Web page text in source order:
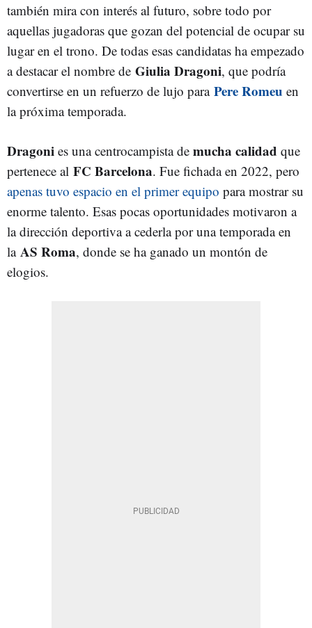
también mira con interés al futuro, sobre todo por
aquellas jugadoras que gozan del potencial de ocupar su
lugar en el trono. De todas esas candidatas ha empezado
a destacar el nombre de Giulia Dragoni, que podría
convertirse en un refuerzo de lujo para Pere Romeu en
la próxima temporada.
Dragoni es una centrocampista de mucha calidad que
pertenece al FC Barcelona. Fue fichada en 2022, pero
apenas tuvo espacio en el primer equipo para mostrar su
enorme talento. Esas pocas oportunidades motivaron a
la dirección deportiva a cederla por una temporada en
la AS Roma, donde se ha ganado un montón de
elogios.